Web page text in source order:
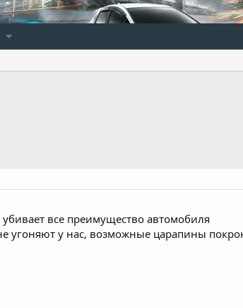
все преимущество автомобиля
угоняют у нас, возможные царапины